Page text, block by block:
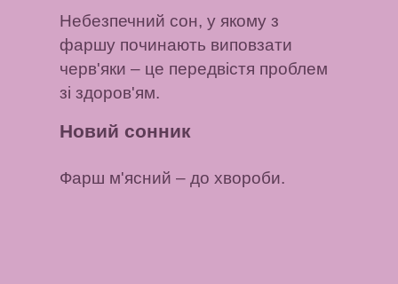
Небезпечний сон, у якому з
фаршу починають виповзати
черв'яки – це передвістя проблем
зі здоров'ям.
Новий сонник
Фарш м'ясний – до хвороби.